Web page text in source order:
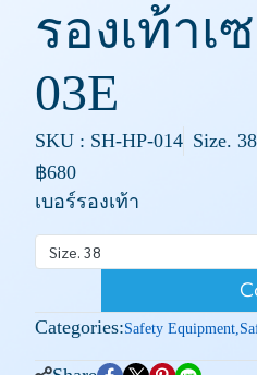
รองเท้า
03E
SKU : SH-HP-014 Size. 38
฿680
เบอร์รองเท้า
Size. 38
Categories:Safety Equipment,